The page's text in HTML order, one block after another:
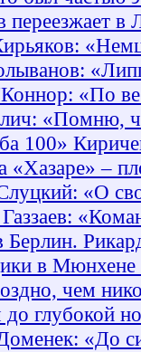
переезжает в
«По
«Помню,
100»
«Хазаре» –
«О
Берлин.
в Мюнхене
чем
глубокой
«До